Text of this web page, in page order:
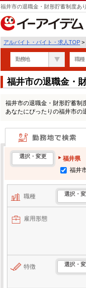
福井市の退職金・財形貯蓄制度あ
アルバイト・バイト・求人TOP >
勤務地 職種
福井市の退職金・
福井市の退職金・財形貯蓄制
あなたにぴったりの福井市の
勤務地で検索
選択・変更
福井県
福井
職種 選択・
雇用形態
特徴 選択・